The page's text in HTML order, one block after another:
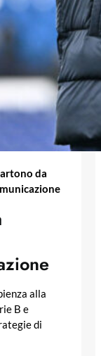
da
alla
B e
di